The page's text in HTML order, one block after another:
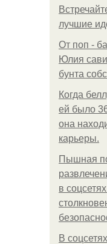
лучшие
От поп -
Юлия
бунта
Когда
ей было
она
карьеры.
Пышная
в
В